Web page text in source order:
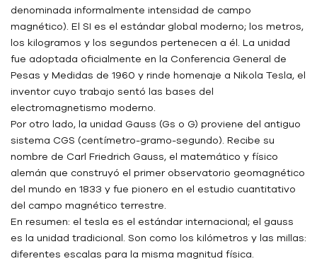
denominada informalmente intensidad de campo
magnético). El SI es el estándar global moderno; los metros,
los kilogramos y los segundos pertenecen a él. La unidad
fue adoptada oficialmente en la Conferencia General de
Pesas y Medidas de 1960 y rinde homenaje a Nikola Tesla, el
inventor cuyo trabajo sentó las bases del
electromagnetismo moderno.
Por otro lado, la unidad Gauss (Gs o G) proviene del antiguo
sistema CGS (centímetro-gramo-segundo). Recibe su
nombre de Carl Friedrich Gauss, el matemático y físico
alemán que construyó el primer observatorio geomagnético
del mundo en 1833 y fue pionero en el estudio cuantitativo
del campo magnético terrestre.
En resumen: el tesla es el estándar internacional; el gauss
es la unidad tradicional. Son como los kilómetros y las millas:
diferentes escalas para la misma magnitud física.